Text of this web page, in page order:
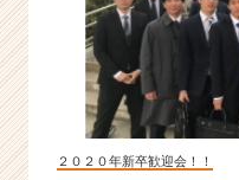
ー・
成
長
業
か
ら
２０２０年新卒歓迎会！！